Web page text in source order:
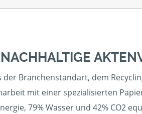
Branchenstandart, dem
mit einer spezialisierten
79% Wasser und 42% CO2